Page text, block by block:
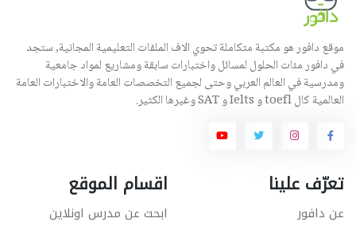
موقع دافور هو مكتبة متكاملة تحوي الاف الملفات التعليمية المجانية, ستجد
في دافور مئات الحلول لمسائل واختبارات سابقة ومشاريع لمواد جامعية
ومدرسية في العالم العربي وحتى لجميع التخصصات العامة والاختبارات العامة
العالمية كال toefl و Ielts و SAT وغيرها الكثير.
تعرّف علينا
عن دافور
اقسام الموقع
ابحث عن مدرس اونلاين